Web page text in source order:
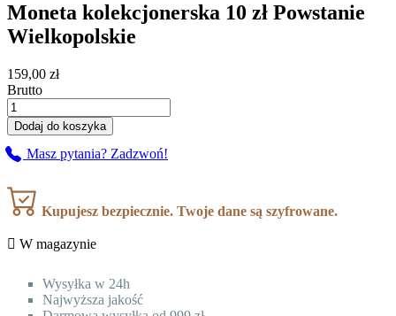
Moneta kolekcjonerska 10 zł Powstanie
Wielkopolskie
159,00 zł
Brutto
Dodaj do koszyka
Masz pytania? Zadzwoń!
Kupujesz bezpiecznie. Twoje dane są szyfrowane.
 W magazynie
Wysyłka w 24h
Najwyższa jakość